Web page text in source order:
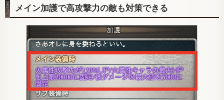
メイン加護で高攻撃力の敵も対策できる